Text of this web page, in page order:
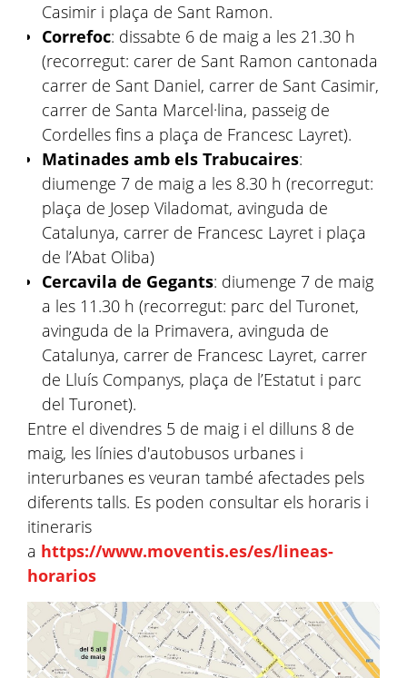
Casimir i plaça de Sant Ramon.
Correfoc: dissabte 6 de maig a les 21.30 h
(recorregut: carer de Sant Ramon cantonada
carrer de Sant Daniel, carrer de Sant Casimir,
carrer de Santa Marcel·lina, passeig de
Cordelles fins a plaça de Francesc Layret).
Matinades amb els Trabucaires:
diumenge 7 de maig a les 8.30 h (recorregut:
plaça de Josep Viladomat, avinguda de
Catalunya, carrer de Francesc Layret i plaça
de l’Abat Oliba)
Cercavila de Gegants: diumenge 7 de maig
a les 11.30 h (recorregut: parc del Turonet,
avinguda de la Primavera, avinguda de
Catalunya, carrer de Francesc Layret, carrer
de Lluís Companys, plaça de l’Estatut i parc
del Turonet).
Entre el divendres 5 de maig i el dilluns 8 de
maig, les línies d'autobusos urbanes i
interurbanes es veuran també afectades pels
diferents talls. Es poden consultar els horaris i
itineraris
a https://www.moventis.es/es/lineas-
horarios